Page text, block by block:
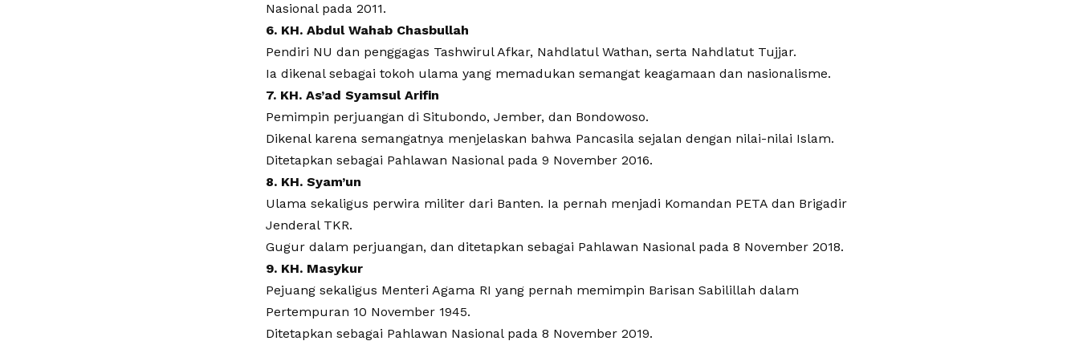
Nasional pada 2011.
6. KH. Abdul Wahab Chasbullah
Pendiri NU dan penggagas Tashwirul Afkar, Nahdlatul Wathan, serta Nahdlatut Tujjar.
Ia dikenal sebagai tokoh ulama yang memadukan semangat keagamaan dan nasionalisme.
7. KH. As’ad Syamsul Arifin
Pemimpin perjuangan di Situbondo, Jember, dan Bondowoso.
Dikenal karena semangatnya menjelaskan bahwa Pancasila sejalan dengan nilai-nilai Islam.
Ditetapkan sebagai Pahlawan Nasional pada 9 November 2016.
8. KH. Syam’un
Ulama sekaligus perwira militer dari Banten. Ia pernah menjadi Komandan PETA dan Brigadir
Jenderal TKR.
Gugur dalam perjuangan, dan ditetapkan sebagai Pahlawan Nasional pada 8 November 2018.
9. KH. Masykur
Pejuang sekaligus Menteri Agama RI yang pernah memimpin Barisan Sabilillah dalam
Pertempuran 10 November 1945.
Ditetapkan sebagai Pahlawan Nasional pada 8 November 2019.